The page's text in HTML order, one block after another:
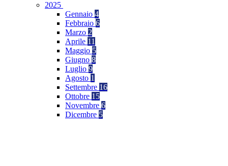
2025
Gennaio 4
Febbraio 6
Marzo 2
Aprile 11
Maggio 5
Giugno 8
Luglio 9
Agosto 1
Settembre 16
Ottobre 15
Novembre 6
Dicembre 5